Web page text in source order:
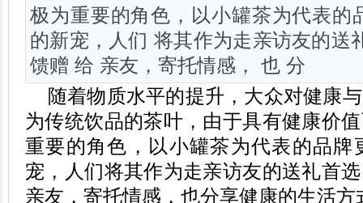
极为重要的角色，以小罐茶为代表的
的新宠，人们 将其作为走亲访友的送
馈赠 给 亲友，寄托情感， 也 分
随着物质水平的提升，大众对健康
为传统饮品的茶叶，由于具有健康价
重要的角色，以小罐茶为代表的品牌
宠，人们将其作为走亲访友的送礼首选
亲友，寄托情感， 也分享健康的生活方